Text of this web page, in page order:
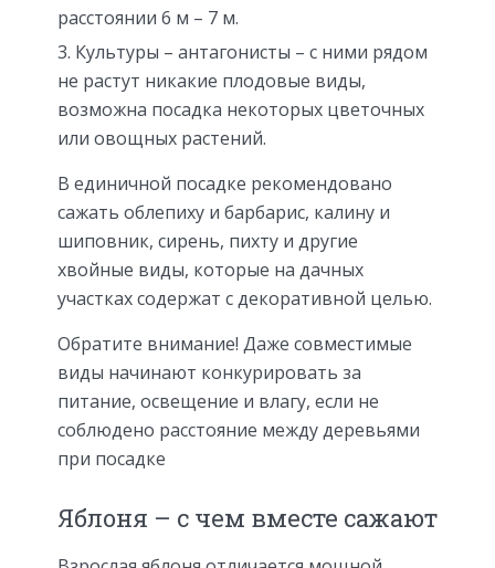
расстоянии 6 м – 7 м.
Культуры – антагонисты – с ними рядом
не растут никакие плодовые виды,
возможна посадка некоторых цветочных
или овощных растений.
В единичной посадке рекомендовано
сажать облепиху и барбарис, калину и
шиповник, сирень, пихту и другие
хвойные виды, которые на дачных
участках содержат с декоративной целью.
Обратите внимание! Даже совместимые
виды начинают конкурировать за
питание, освещение и влагу, если не
соблюдено расстояние между деревьями
при посадке
Яблоня – с чем вместе сажают